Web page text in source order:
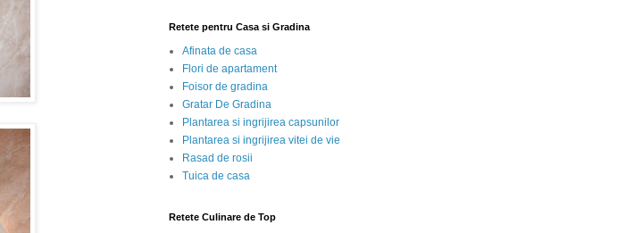
Retete pentru Casa si Gradina
Afinata de casa
Flori de apartament
Foisor de gradina
Gratar De Gradina
Plantarea si ingrijirea capsunilor
Plantarea si ingrijirea vitei de vie
Rasad de rosii
Tuica de casa
Retete Culinare de Top